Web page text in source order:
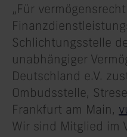
„Für
Schlichtungsstelle
unabhängiger
Deutschland e.V.
Ombudsstelle,
Frankfurt am Main,
Wir sind Mitglied im